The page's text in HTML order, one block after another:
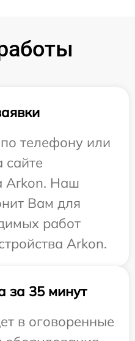
телефону или
сайте
Arkon. Наш
Вам для
работ
Arkon.
за 35 минут
в оговоренные